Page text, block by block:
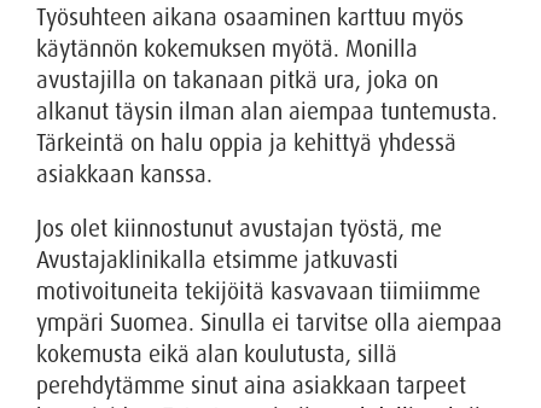
Työsuhteen aikana osaaminen karttuu myös
käytännön kokemuksen myötä. Monilla
avustajilla on takanaan pitkä ura, joka on
alkanut täysin ilman alan aiempaa tuntemusta.
Tärkeintä on halu oppia ja kehittyä yhdessä
asiakkaan kanssa.
Jos olet kiinnostunut avustajan työstä, me
Avustajaklinikalla etsimme jatkuvasti
motivoituneita tekijöitä kasvavaan tiimiimme
ympäri Suomea. Sinulla ei tarvitse olla aiempaa
kokemusta eikä alan koulutusta, sillä
perehdytämme sinut aina asiakkaan tarpeet